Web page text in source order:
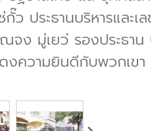
ประธานบริหารและเ
จง มู่เยว่ รองประธา
ดงความยินดีกับพวกเขา